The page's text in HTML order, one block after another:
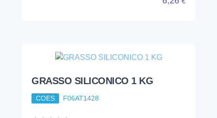
GRASSO SILICONICO 1 KG
COES F06AT1428